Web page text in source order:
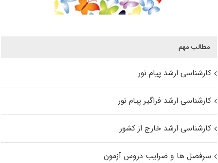
مطالب مهم
کارشناسی ارشد پیام نور
کارشناسی ارشد فراگیر پیام نور
کارشناسی ارشد خارج از کشور
سرفصل ها و ضرایب دروس آزمون